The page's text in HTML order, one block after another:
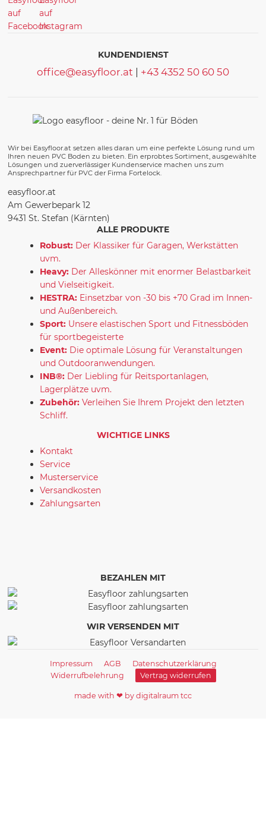
KUNDENDIENST
office@easyfloor.at +43 4352 50 60 50
Wir bei Easyfloor.at setzen alles daran um eine perfekte Lösung rund um
Ihren neuen PVC Boden zu bieten. Ein erprobtes Sortiment, ausgewählte
Lösungen und zuerverlässiger Kundenservice machen uns zum
Ansprechpartner für PVC der Firma Fortelock.
easyfloor.at
Am Gewerbepark 12
9431 St. Stefan (Kärnten)
ALLE PRODUKTE
Robust: Der Klassiker für Garagen, Werkstätten
uvm.
Heavy: Der Alleskönner mit enormer Belastbarkeit
und Vielseitigkeit.
HESTRA: Einsetzbar von -30 bis +70 Grad im Innen-
und Außenbereich.
Sport: Unsere elastischen Sport und Fitnessböden
für sportbegeisterte
Event: Die optimale Lösung für Veranstaltungen
und Outdooranwendungen.
INB®: Der Liebling für Reitsportanlagen,
Lagerplätze uvm.
Zubehör: Verleihen Sie Ihrem Projekt den letzten
Schliff.
WICHTIGE LINKS
Kontakt
Service
Musterservice
Versandkosten
Zahlungsarten
BEZAHLEN MIT
WIR VERSENDEN MIT
Impressum AGB
Datenschutzerklärung
Widerrufbelehrung
Vertrag widerrufen
made with ❤ by digitalraum tcc